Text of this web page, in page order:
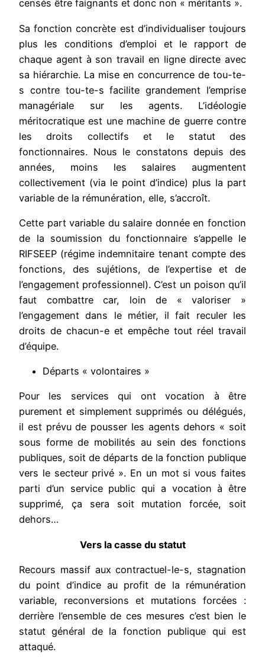
censés être faignants et donc non « méritants ».
Sa fonction concrète est d’individualiser toujours
plus les conditions d’emploi et le rapport de
chaque agent à son travail en ligne directe avec
sa hiérarchie. La mise en concurrence de tou-te-
s contre tou-te-s facilite grandement l’emprise
managériale sur les agents. L’idéologie
méritocratique est une machine de guerre contre
les droits collectifs et le statut des
fonctionnaires. Nous le constatons depuis des
années, moins les salaires augmentent
collectivement (via le point d’indice) plus la part
variable de la rémunération, elle, s’accroît.
Cette part variable du salaire donnée en fonction
de la soumission du fonctionnaire s’appelle le
RIFSEEP (régime indemnitaire tenant compte des
fonctions, des sujétions, de l’expertise et de
l’engagement professionnel). C’est un poison qu’il
faut combattre car, loin de « valoriser »
l’engagement dans le métier, il fait reculer les
droits de chacun-e et empêche tout réel travail
d’équipe.
Départs « volontaires »
Pour les services qui ont vocation à être
purement et simplement supprimés ou délégués,
il est prévu de pousser les agents dehors « soit
sous forme de mobilités au sein des fonctions
publiques, soit de départs de la fonction publique
vers le secteur privé ». En un mot si vous faites
parti d’un service public qui a vocation à être
supprimé, ça sera soit mutation forcée, soit
dehors…
Vers la casse du statut
Recours massif aux contractuel-le-s, stagnation
du point d’indice au profit de la rémunération
variable, reconversions et mutations forcées :
derrière l’ensemble de ces mesures c’est bien le
statut général de la fonction publique qui est
attaqué.